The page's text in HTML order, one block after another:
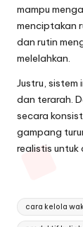
mampu
menciptakan
dan rutin
melelahkan.
Justru, sistem
dan terarah.
secara
gampang
realistis untuk
Tags:
cara kelola